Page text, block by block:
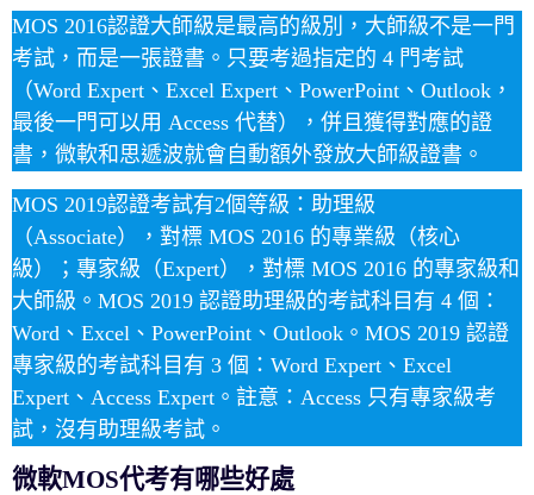
MOS 2016認證大師級是最高的級別，大師級不是一門
考試，而是一張證書。只要考過指定的 4 門考試
（Word Expert、Excel Expert、PowerPoint、Outlook，
最後一門可以用 Access 代替），併且獲得對應的證
書，微軟和思遞波就會自動額外發放大師級證書。
MOS 2019認證考試有2個等級：助理級
（Associate），對標 MOS 2016 的專業級（核心
級）；專家級（Expert），對標 MOS 2016 的專家級和
大師級。MOS 2019 認證助理級的考試科目有 4 個：
Word、Excel、PowerPoint、Outlook。MOS 2019 認證
專家級的考試科目有 3 個：Word Expert、Excel
Expert、Access Expert。註意：Access 只有專家級考
試，沒有助理級考試。
微軟MOS代考有哪些好處